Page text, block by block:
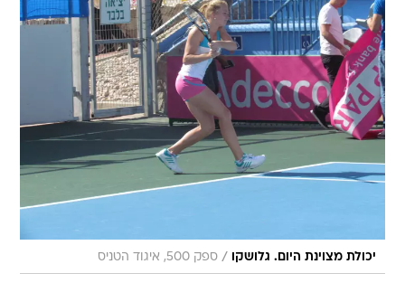
יכולת מצוינת היום. גלושקו / ספק 500, איגוד הטניס